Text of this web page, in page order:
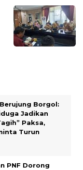
Borgol:
Jadikan
Paksa,
Turun
PNF Dorong